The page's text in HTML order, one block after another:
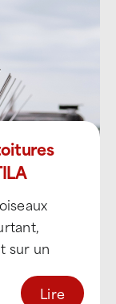
sur un
Lire